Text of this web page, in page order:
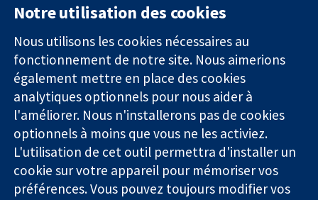
Des données
probantes.
Des décisions
éclairées.
Une meilleure
santé.
11-13 Cavendish
Square
Londres
W1G0AN
Royaume-Uni
nous
Actualités
Service de
presse
Qui sommes-
nous
Offres
d'emploi
Library
Notre utilisation des cookies
Nous utilisons les cookies nécessaires au
fonctionnement de notre site. Nous aimerions
également mettre en place des cookies
analytiques optionnels pour nous aider à
l'améliorer. Nous n'installerons pas de cookies
optionnels à moins que vous ne les activiez.
L'utilisation de cet outil permettra d'installer un
cookie sur votre appareil pour mémoriser vos
préférences. Vous pouvez toujours modifier vos